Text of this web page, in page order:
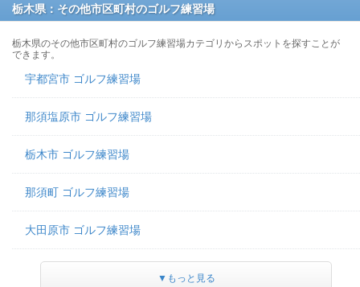
栃木県：その他市区町村のゴルフ練習場
栃木県のその他市区町村のゴルフ練習場カテゴリからスポットを探すことが
できます。
宇都宮市 ゴルフ練習場
那須塩原市 ゴルフ練習場
栃木市 ゴルフ練習場
那須町 ゴルフ練習場
大田原市 ゴルフ練習場
▼もっと見る